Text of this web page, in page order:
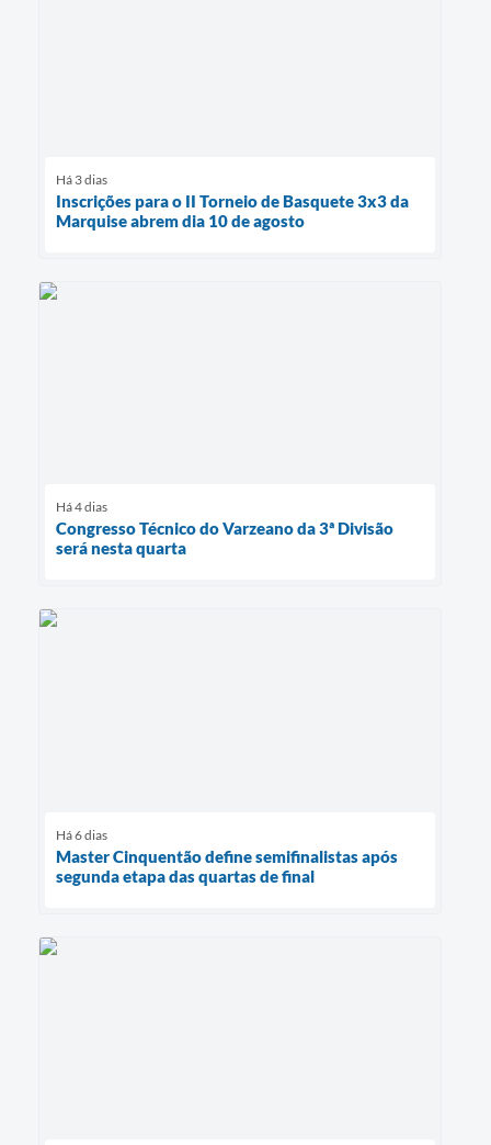
Há 3 dias
Inscrições para o II Torneio de Basquete 3x3 da
Marquise abrem dia 10 de agosto
Há 4 dias
Congresso Técnico do Varzeano da 3ª Divisão
será nesta quarta
Há 6 dias
Master Cinquentão define semifinalistas após
segunda etapa das quartas de final